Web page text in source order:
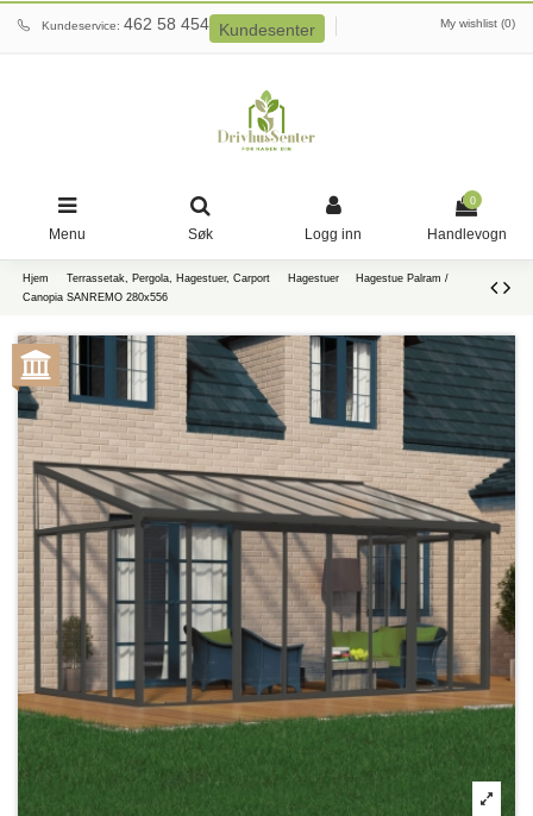
Kundeservice: 462 58 454 Kundesenter My wishlist (0)
Menu Søk Logg inn
0
Handlevogn
Hjem Terrassetak, Pergola, Hagestuer, Carport Hagestuer
Hagestue Palram /
Canopia SANREMO 280x556